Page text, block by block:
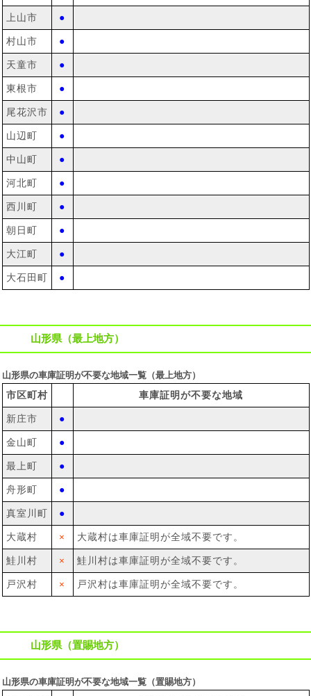
上山市 ●
村山市 ●
天童市 ●
東根市 ●
尾花沢市 ●
山辺町 ●
中山町 ●
河北町 ●
西川町 ●
朝日町 ●
大江町 ●
大石田町 ●
山形県（最上地方）
山形県の車庫証明が不要な地域一覧（最上地方）
市区町村
車庫証明が不要な地域
新庄市 ●
金山町 ●
最上町 ●
舟形町 ●
真室川町 ●
大蔵村 × 大蔵村は車庫証明が全域不要です。
鮭川村 × 鮭川村は車庫証明が全域不要です。
戸沢村 × 戸沢村は車庫証明が全域不要です。
山形県（置賜地方）
山形県の車庫証明が不要な地域一覧（置賜地方）